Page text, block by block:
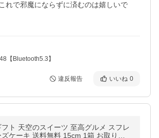
れで邪魔にならずに済むのは嬉しいで
【Bluetooth5.3】
違反報告 いいね 0
フト 天空のスイーツ 至高グルメ スフレ
ケーキ 送料無料 15cm 1箱 お取り寄